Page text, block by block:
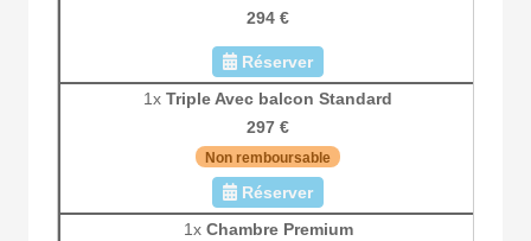
294 €
Réserver
1x Triple Avec balcon Standard
297 €
Non remboursable
Réserver
1x Chambre Premium